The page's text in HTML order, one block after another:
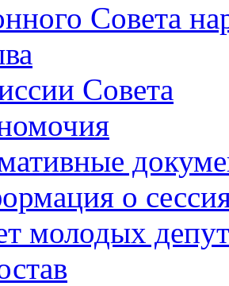
Совета
Совета
о
молодых